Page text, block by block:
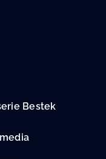
Bestek